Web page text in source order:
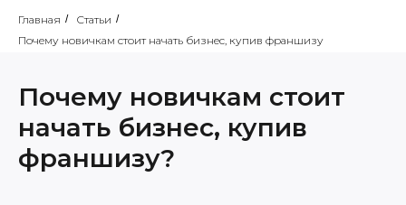
Главная / Статьи /
Почему новичкам стоит начать бизнес, купив франшизу
Почему новичкам стоит
начать бизнес, купив
франшизу?